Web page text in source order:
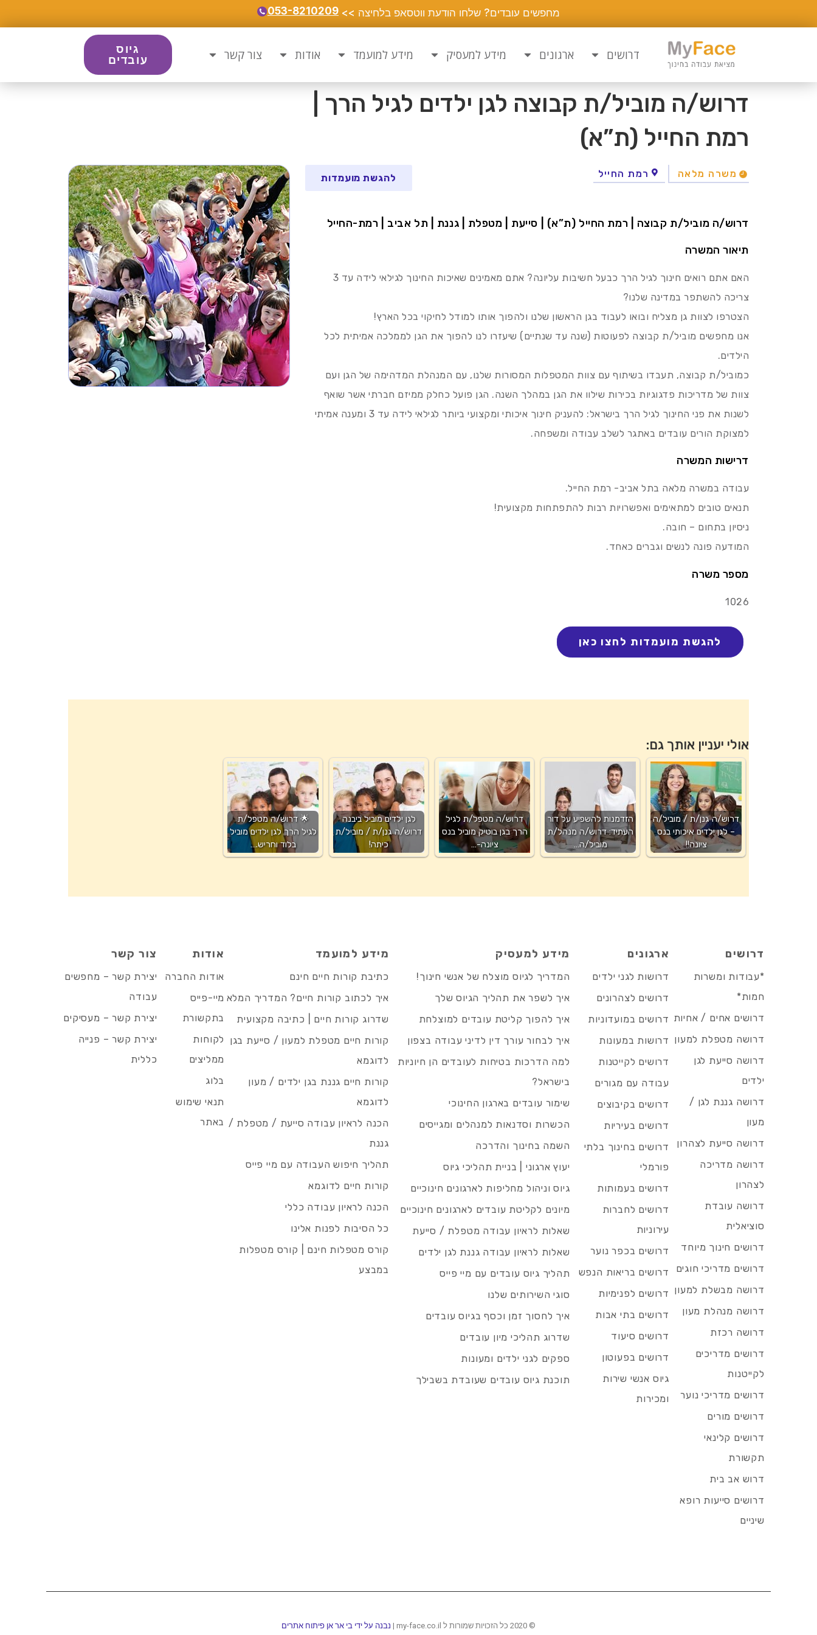
מחפשים עובדים? שלחו הודעת ווטסאפ בלחיצה >> 053-8210209
דרושים ארגונים מידע למעסיק מידע למועמד אודות צור קשר
גיוס
עובדים
דרוש/ה מוביל/ת קבוצה לגן ילדים לגיל הרך |
רמת החייל (ת”א)
משרה מלאה רמת החייל להגשת מועמדות
דרוש/ה מוביל/ת קבוצה | רמת החייל (ת”א) | סייעת | מטפלת | גננת | תל אביב | רמת-החייל
תיאור המשרה
האם אתם רואים חינוך לגיל הרך כבעל חשיבות עליונה? אתם מאמינים שאיכות החינוך לגילאי לידה עד 3
צריכה להשתפר במדינה שלנו?
הצטרפו לצוות גן מצליח ובואו לעבוד בגן הראשון שלנו ולהפוך אותו למודל לחיקוי בכל הארץ!
אנו מחפשים מוביל/ת קבוצה לפעוטות (שנה עד שנתיים) שיעזרו לנו להפוך את הגן לממלכה אמיתית לכל
הילדים.
כמוביל/ת קבוצה, תעבדו בשיתוף עם צוות המטפלות המסורות שלנו, עם המנהלת המדהימה של הגן ועם
צוות של מדריכות פדגוגיות בכירות שילוו את הגן במהלך השנה. הגן פועל כחלק ממיזם חברתי אשר שואף
לשנות את פני החינוך לגיל הרך בישראל: להעניק חינוך איכותי ומקצועי ביותר לגילאי לידה עד 3 ומענה אמיתי
למצוקת הורים עובדים באתגר לשלב עבודה ומשפחה.
דרישות המשרה
עבודה במשרה מלאה בתל אביב- רמת החייל.
תנאים טובים למתאימים ואפשרויות רבות להתפתחות מקצועית!
ניסיון בתחום – חובה.
המודעה פונה לנשים וגברים כאחד.
מספר משרה
1026
אולי יעניין אותך גם:
🌟 דרוש/ה מטפל/ת
לגיל הרך לגן ילדים מוביל
בלוד וחריש.…
לגן ילדים מוביל ביבנה
דרוש/ה גנן/ת / מוביל/ת
כיתה!
דרוש/ה מטפל/ת לגיל
הרך בגן בוטיק מוביל בנס
ציונה-…
הזדמנות להשפיע על דור
העתיד: דרוש/ה מנהל/ת
מוביל/ה…
דרוש/ה גנן/ת / מוביל/ה
– לגן ילדים איכותי בנס
ציונה!!
דרושים
*עבודות ומשרות
חמות*
דרושים אחים / אחיות
דרושה מטפלת למעון
דרושה סייעת לגן
ילדים
דרושה גננת לגן /
מעון
דרושה סייעת לצהרון
דרושה מדריכה
לצהרון
דרושה עובדת
סוציאלית
דרושים חינוך מיוחד
דרושים מדריכי חוגים
דרושה מבשלת למעון
דרושה מנהלת מעון
דרושה רכזת
דרושים מדריכים
לקייטנות
דרושים מדריכי נוער
דרושים מורים
דרושים קלינאי
תקשורת
דרוש אב בית
דרושים סייעות רופא
שיניים
ארגונים
דרושות לגני ילדים
דרושים לצהרונים
דרושים במועדוניות
דרושות במעונות
דרושים לקייטנות
עבודה עם מגורים
דרושים בקיבוצים
דרושים בעיריות
דרושים בחינוך בלתי
פורמלי
דרושים בעמותות
דרושים לחברות
עירוניות
דרושים בכפר נוער
דרושים בריאות הנפש
דרושים לפנימיות
דרושים בתי אבות
דרושים סיעוד
דרושים בפעוטון
גיוס אנשי שירות
ומכירות
מידע למעסיק
המדריך לגיוס מוצלח של אנשי חינוך!
איך לשפר את תהליך הגיוס שלך
איך להפוך קליטת עובדים למוצלחת
איך לבחור עורך דין לדיני עבודה בצפון
למה הדרכות בטיחות לעובדים הן חיוניות
בישראל?
שימור עובדים בארגון החינוכי
הכשרות וסדנאות למנהלים ומגייסים
השמה בחינוך והדרכה
יעוץ ארגוני | בניית תהליכי גיוס
גיוס וניהול מחליפות לארגונים חינוכיים
מיונים לקליטת עובדים לארגונים חינוכיים
שאלות לראיון עבודה מטפלת / סייעת
שאלות לראיון עבודה גננת לגן ילדים
תהליך גיוס עובדים עם מיי פייס
סוגי השירותים שלנו
איך לחסוך זמן וכסף בגיוס עובדים
שדרוג תהליכי מיון עובדים
ספקים לגני ילדים ומעונות
תוכנת גיוס עובדים שעובדת בשבילך
מידע למועמד
כתיבת קורות חיים חינם
איך לכתוב קורות חיים? המדריך המלא
שדרוג קורות חיים | כתיבה מקצועית
קורות חיים מטפלת למעון / סייעת בגן
לדוגמא
קורות חיים גננת בגן ילדים / מעון
לדוגמא
הכנה לראיון עבודה סייעת / מטפלת /
גננת
תהליך חיפוש העבודה עם מיי פייס
קורות חיים לדוגמא
הכנה לראיון עבודה כללי
כל הסיבות לפנות אלינו
קורס מטפלות חינם | קורס מטפלות
במבצע
אודות
אודות החברה
מיי-פייס
בתקשורת
לקוחות
ממליצים
בלוג
תנאי שימוש
באתר
צור קשר
יצירת קשר – מחפשים
עבודה
יצירת קשר – מעסיקים
יצירת קשר – פנייה
כללית
© 2020 כל הזכויות שמורות ל my-face.co.il | נבנה על ידי בי אר אן פיתוח אתרים